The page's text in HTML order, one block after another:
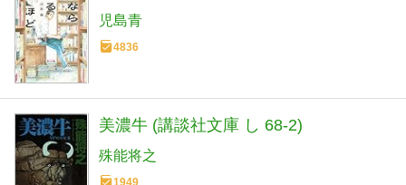
児島青
4836
美濃牛 (講談社文庫 し 68-2)
殊能将之
1949